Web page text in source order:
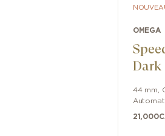
OMEGA
Dark
44 mm
21,000